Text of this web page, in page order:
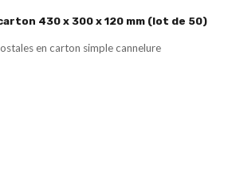
430 x 300 x 120 mm (lot de 50)
en carton simple cannelure